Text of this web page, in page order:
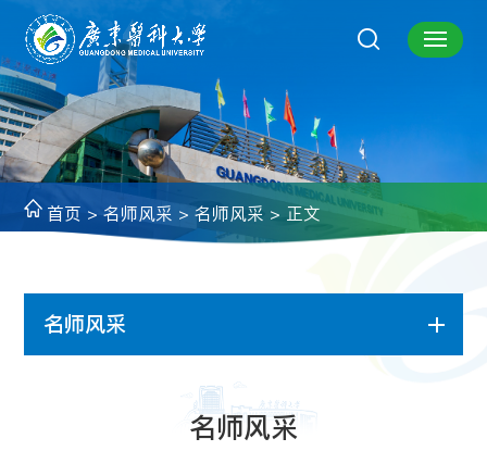
首页 >名师风采 >名师风采 > 正文
名师风采
名师风采